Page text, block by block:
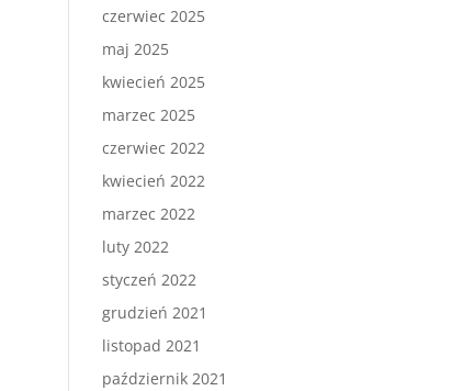
czerwiec 2025
maj 2025
kwiecień 2025
marzec 2025
czerwiec 2022
kwiecień 2022
marzec 2022
luty 2022
styczeń 2022
grudzień 2021
listopad 2021
październik 2021